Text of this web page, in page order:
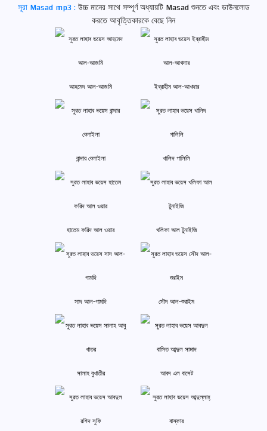
সূরা Masad mp3 :উচ্চ মানের সাথে সম্পূর্ণ অধ্যায়টি Masad শুনতে এবং ডাউনলোড
করতে আবৃত্তিকারকে বেছে নিন
আহমেদ আল-আজমি ইব্রাহীম আল-আখদার
বান্দার বেলাইলা খালিদ গালিলি
হাতেম ফরিদ আল ওয়ার খলিফা আল টুনাইজি
সাদ আল-গামদি সৌদ আল-শুরাইম
সালাহ বুখাতীর আবদ এল বাসেট